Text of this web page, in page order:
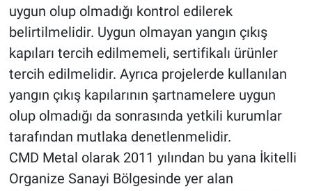
uygun olup olmadığı kontrol edilerek
belirtilmelidir. Uygun olmayan yangın çıkış
kapıları tercih edilmemeli, sertifikalı ürünler
tercih edilmelidir. Ayrıca projelerde kullanılan
yangın çıkış kapılarının şartnamelere uygun
olup olmadığı da sonrasında yetkili kurumlar
tarafından mutlaka denetlenmelidir.
CMD Metal olarak 2011 yılından bu yana İkitelli
Organize Sanayi Bölgesinde yer alan